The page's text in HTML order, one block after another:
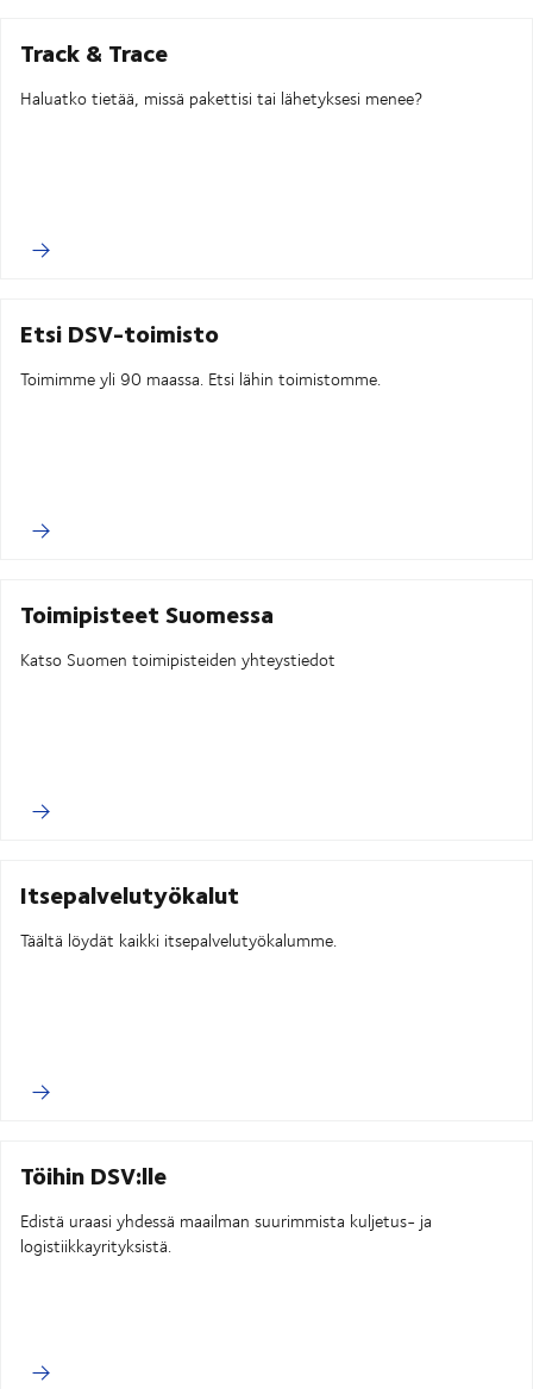
Track & Trace
Haluatko tietää, missä pakettisi tai lähetyksesi menee?
Etsi DSV-toimisto
Toimimme yli 90 maassa. Etsi lähin toimistomme.
Toimipisteet Suomessa
Katso Suomen toimipisteiden yhteystiedot
Itsepalvelutyökalut
Täältä löydät kaikki itsepalvelutyökalumme.
Töihin DSV:lle
Edistä uraasi yhdessä maailman suurimmista kuljetus- ja
logistiikkayrityksistä.